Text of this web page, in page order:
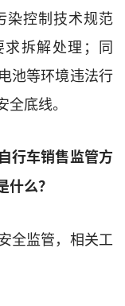
染控制技术规范
求拆解处理；同
池等环境违法行
底线。
行车销售监管方
么？
全监管，相关工